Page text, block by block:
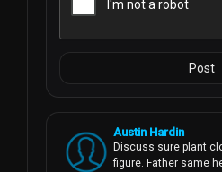
Post
Austin Hardin
Discuss sure plant
figure. Father same